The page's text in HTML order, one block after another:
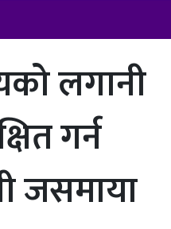
लगानी
गर्न
जसमाया